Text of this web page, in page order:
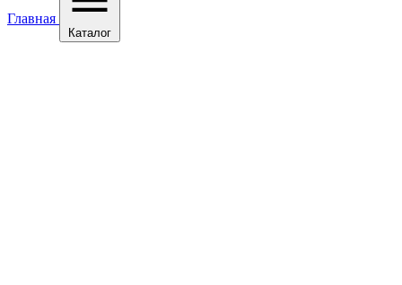
Главная
Каталог